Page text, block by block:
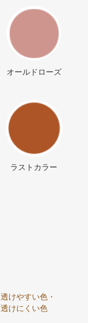
オールドローズ
ラストカラー
透けやすい色・
透けにくい色